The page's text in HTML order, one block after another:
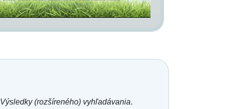
Výsledky (rozšíreného) vyhľadávania.